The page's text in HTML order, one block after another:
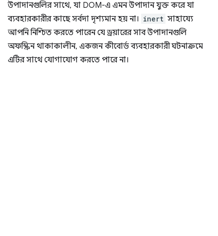
উপাদানগুলির সাথে, যা DOM-এ এমন উপাদান যুক্ত করে যা
ব্যবহারকারীর কাছে সর্বদা দৃশ্যমান হয় না। inert সাহায্যে
আপনি নিশ্চিত করতে পারেন যে ড্রয়ারের সাব উপাদানগুলি
অফস্ক্রিন থাকাকালীন, একজন কীবোর্ড ব্যবহারকারী ঘটনাক্রমে
এটির সাথে যোগাযোগ করতে পারে না।